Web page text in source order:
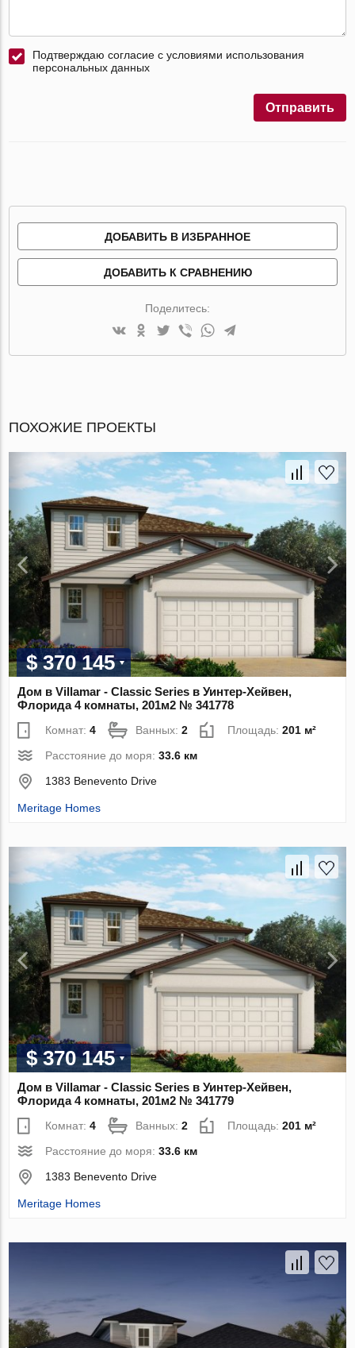
Подтверждаю согласие с условиями использования
персональных данных
Отправить
ДОБАВИТЬ В ИЗБРАННОЕ
ДОБАВИТЬ К СРАВНЕНИЮ
Поделитесь:
ПОХОЖИЕ ПРОЕКТЫ
$ 370 145
Дом в Villamar - Classic Series в Уинтер-Хейвен,
Флорида 4 комнаты, 201м2 № 341778
Комнат:4 Ванных:2 Площадь:201 м²
Расстояние до моря:33.6 км
1383 Benevento Drive
Meritage Homes
$ 370 145
Дом в Villamar - Classic Series в Уинтер-Хейвен,
Флорида 4 комнаты, 201м2 № 341779
Комнат:4 Ванных:2 Площадь:201 м²
Расстояние до моря:33.6 км
1383 Benevento Drive
Meritage Homes